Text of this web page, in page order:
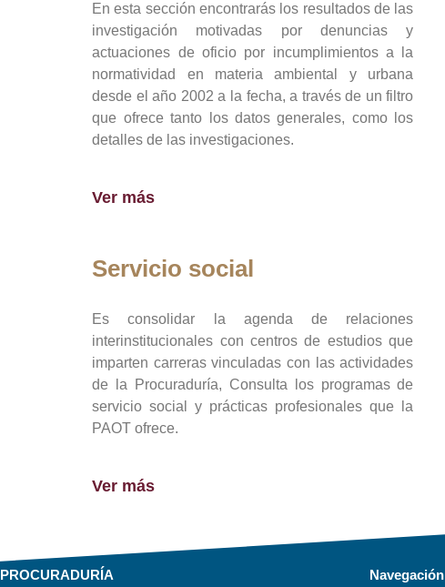
En esta sección encontrarás los resultados de las
investigación motivadas por denuncias y
actuaciones de oficio por incumplimientos a la
normatividad en materia ambiental y urbana
desde el año 2002 a la fecha, a través de un filtro
que ofrece tanto los datos generales, como los
detalles de las investigaciones.
Ver más
Servicio social
Es consolidar la agenda de relaciones
interinstitucionales con centros de estudios que
imparten carreras vinculadas con las actividades
de la Procuraduría, Consulta los programas de
servicio social y prácticas profesionales que la
PAOT ofrece.
Ver más
PROCURADURÍA Navegación